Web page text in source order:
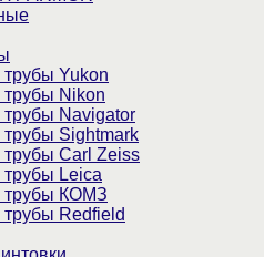
Yukon
Nikon
Navigator
Sightmark
Carl Zeiss
Leica
трубы КОМЗ
Redfield